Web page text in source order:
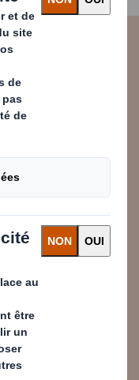
nos
notre
Il est
du
de
aux